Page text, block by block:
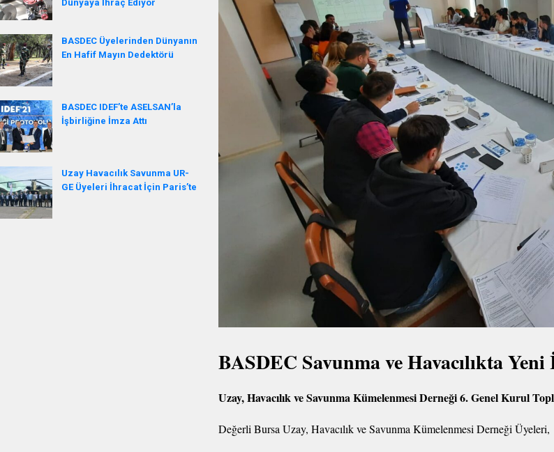
Dünyaya İhraç Ediyor
BASDEC Üyelerinden Dünyanın
En Hafif Mayın Dedektörü
BASDEC IDEF’te ASELSAN’la
İşbirliğine İmza Attı
Uzay Havacılık Savunma UR-
GE Üyeleri İhracat İçin Paris’te
BASDEC Savunma ve Havacılıkta
Uzay, Havacılık ve Savunma Kümelenmesi Derneği 6. Genel Kurul
Değerli Bursa Uzay, Havacılık ve Savunma Kümelenmesi Derneği Üyeleri,